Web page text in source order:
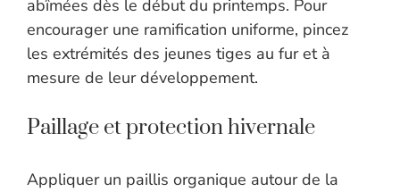
abîmées dès le début du printemps. Pour
encourager une ramification uniforme, pincez
les extrémités des jeunes tiges au fur et à
mesure de leur développement.
Paillage et protection hivernale
Appliquer un paillis organique autour de la